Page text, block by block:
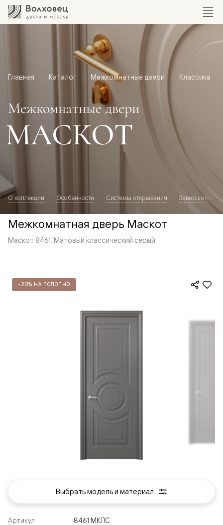
Главная Каталог Межкомнатные двери Классика
Межкомнатные двери
МАСКОТ
О коллекции Особенности Системы открывания Завершите
Межкомнатная дверь Маскот
Маскот 8461. Матовый классический серый
-20% НА ПОЛОТНО
Артикул
8461 МКЛС
Выбрать модель и материал